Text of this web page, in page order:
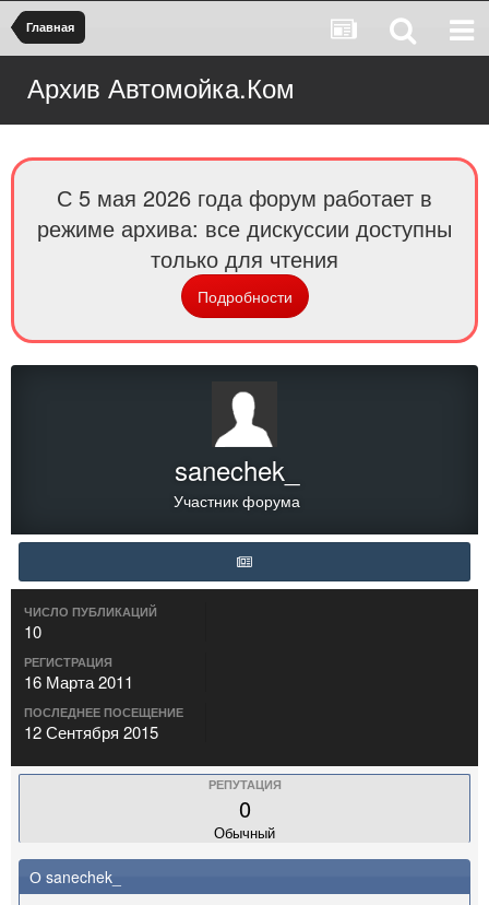
Главная
Архив Автомойка.Ком
С 5 мая 2026 года форум работает в
режиме архива: все дискуссии доступны
только для чтения
Подробности
sanechek_
Участник форума
ЧИСЛО ПУБЛИКАЦИЙ
10
РЕГИСТРАЦИЯ
16 Марта 2011
ПОСЛЕДНЕЕ ПОСЕЩЕНИЕ
12 Сентября 2015
РЕПУТАЦИЯ
0
Обычный
О sanechek_